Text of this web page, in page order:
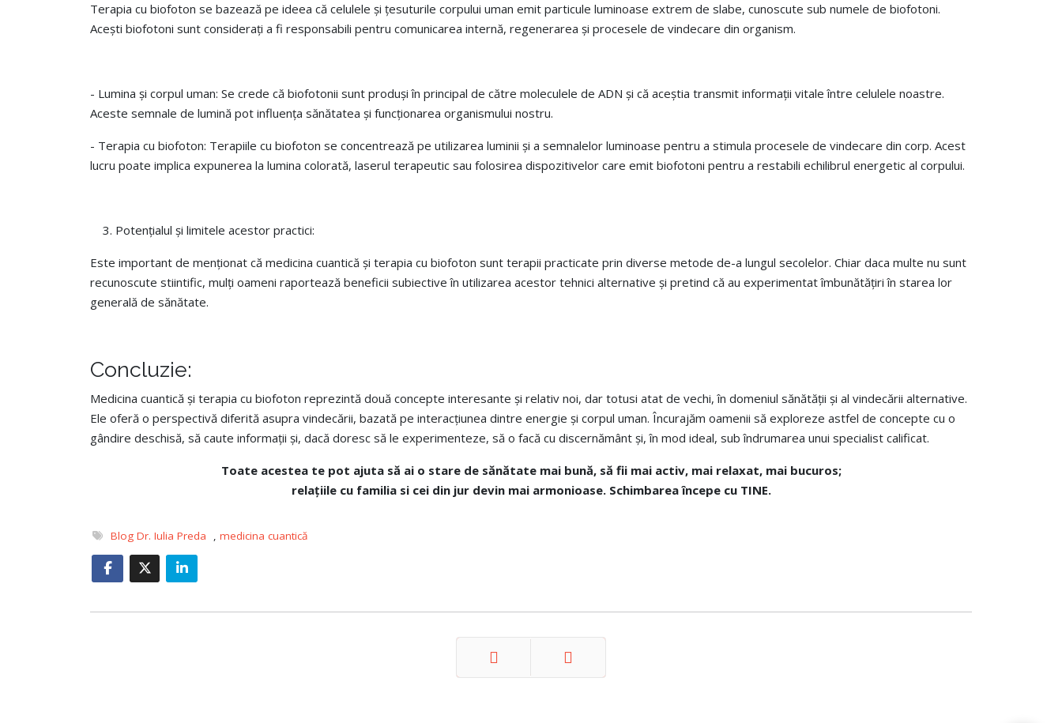
Terapia cu biofoton se bazează pe ideea că celulele și țesuturile corpului uman emit particule luminoase extrem de slabe, cunoscute sub numele de biofotoni.
Acești biofotoni sunt considerați a fi responsabili pentru comunicarea internă, regenerarea și procesele de vindecare din organism.
- Lumina și corpul uman: Se crede că biofotonii sunt produși în principal de către moleculele de ADN și că aceștia transmit informații vitale între celulele noastre.
Aceste semnale de lumină pot influența sănătatea și funcționarea organismului nostru.
- Terapia cu biofoton: Terapiile cu biofoton se concentrează pe utilizarea luminii și a semnalelor luminoase pentru a stimula procesele de vindecare din corp. Acest
lucru poate implica expunerea la lumina colorată, laserul terapeutic sau folosirea dispozitivelor care emit biofotoni pentru a restabili echilibrul energetic al corpului.
Potențialul și limitele acestor practici:
Este important de menționat că medicina cuantică și terapia cu biofoton sunt terapii practicate prin diverse metode de-a lungul secolelor. Chiar daca multe nu sunt
recunoscute stiintific, mulți oameni raportează beneficii subiective în utilizarea acestor tehnici alternative și pretind că au experimentat îmbunătățiri în starea lor
generală de sănătate.
Concluzie:
Medicina cuantică și terapia cu biofoton reprezintă două concepte interesante și relativ noi, dar totusi atat de vechi, în domeniul sănătății și al vindecării alternative.
Ele oferă o perspectivă diferită asupra vindecării, bazată pe interacțiunea dintre energie și corpul uman. Încurajăm oamenii să exploreze astfel de concepte cu o
gândire deschisă, să caute informații și, dacă doresc să le experimenteze, să o facă cu discernământ și, în mod ideal, sub îndrumarea unui specialist calificat.
Toate acestea te pot ajuta să ai o stare de sănătate mai bună, să fii mai activ, mai relaxat, mai bucuros;
relațiile cu familia si cei din jur devin mai armonioase. Schimbarea începe cu TINE.
Blog Dr. Iulia Preda , medicina cuantică